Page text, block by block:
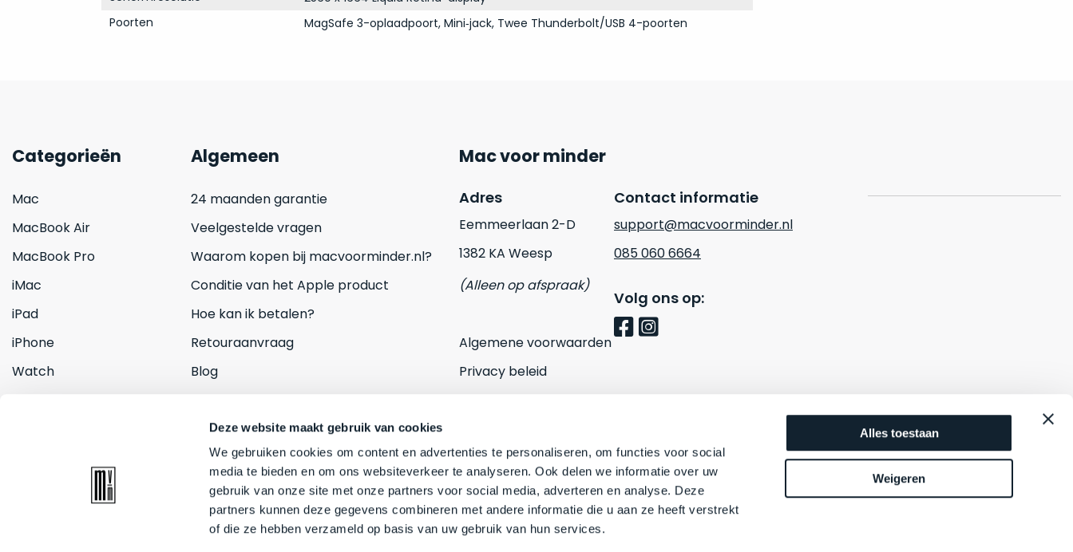
Deze website maakt gebruik van cookies
We gebruiken cookies om content en advertenties te personaliseren, om functies voor social
media te bieden en om ons websiteverkeer te analyseren. Ook delen we informatie over uw
gebruik van onze site met onze partners voor social media, adverteren en analyse. Deze
partners kunnen deze gegevens combineren met andere informatie die u aan ze heeft verstrekt
of die ze hebben verzameld op basis van uw gebruik van hun services.
Alles toestaan
Weigeren
Poorten
MagSafe 3-oplaadpoort, Mini‑jack, Twee Thunderbolt/USB 4-poorten
Categorieën
Mac
MacBook Air
MacBook Pro
iMac
iPad
iPhone
Watch
Algemeen
24 maanden garantie
Veelgestelde vragen
Waarom kopen bij macvoorminder.nl?
Conditie van het Apple product
Hoe kan ik betalen?
Retouraanvraag
Blog
Mac voor minder
Adres
Eemmeerlaan 2-D
1382 KA Weesp
(Alleen op afspraak)
Algemene voorwaarden
Privacy beleid
Contact informatie
support@macvoorminder.nl
085 060 6664
Volg ons op: